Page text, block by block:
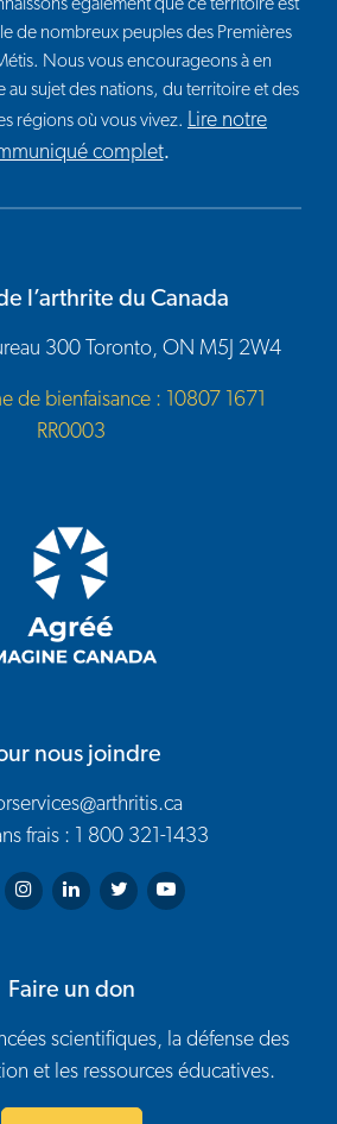
également que ce territoire est
de nombreux peuples des Premières
Nous vous encourageons à en
au sujet des nations, du territoire et des
régions où vous vivez. Lire notre
complet.
l’arthrite du Canada
300 Toronto, ON M5J 2W4
de bienfaisance : 10807 1671
RR0003
nous joindre
frais : 1 800 321-1433
Society on Facebook
Arthritis Society on Instagram
Arthritis Society on LinkedIn
Arthritis Society on Twitter
Arthritis Society on
Faire un don
scientifiques, la défense des
et les ressources éducatives.